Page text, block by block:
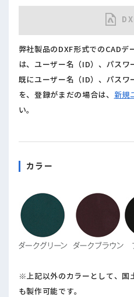
弊社製品のDXF形式でのCAD
は、ユーザー名（ID）、パスワ
既にユーザー名（ID）、パスワ
を、登録がまだの場合は、 新規
い。
カラー
※上記以外のカラーとして、国
も製作可能です。